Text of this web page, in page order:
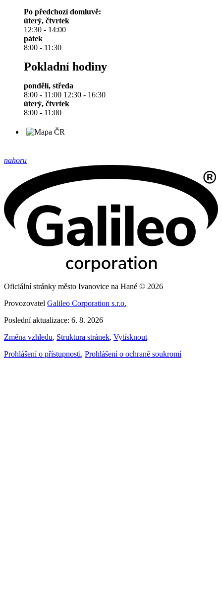
Po předchozí domluvě:
úterý, čtvrtek
12:30 - 14:00
pátek
8:00 - 11:30
Pokladní hodiny
pondělí, středa
8:00 - 11:00 12:30 - 16:30
úterý, čtvrtek
8:00 - 11:00
nahoru
Oficiální stránky město Ivanovice na Hané © 2026
Provozovatel Galileo Corporation s.r.o.
Poslední aktualizace: 6. 8. 2026
Změna vzhledu, Struktura stránek, Vytisknout
Prohlášení o přístupnosti, Prohlášení o ochraně soukromí